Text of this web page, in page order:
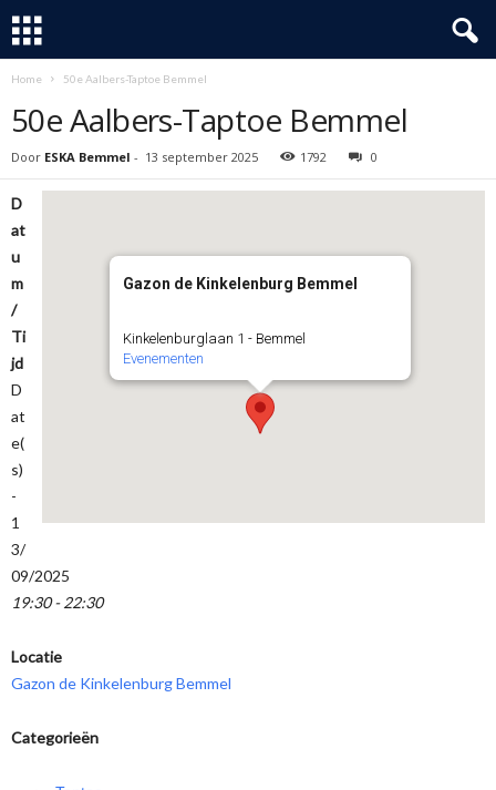
Home 50e Aalbers-Taptoe Bemmel
50e Aalbers-Taptoe Bemmel
Door ESKA Bemmel - 13 september 2025 1792 0
Gazon de Kinkelenburg Bemmel
Kinkelenburglaan 1 - Bemmel
Evenementen
D
at
u
m
/
Ti
jd
D
at
e(
s)
-
1
3/
09/2025
19:30 - 22:30
Locatie
Gazon de Kinkelenburg Bemmel
Categorieën